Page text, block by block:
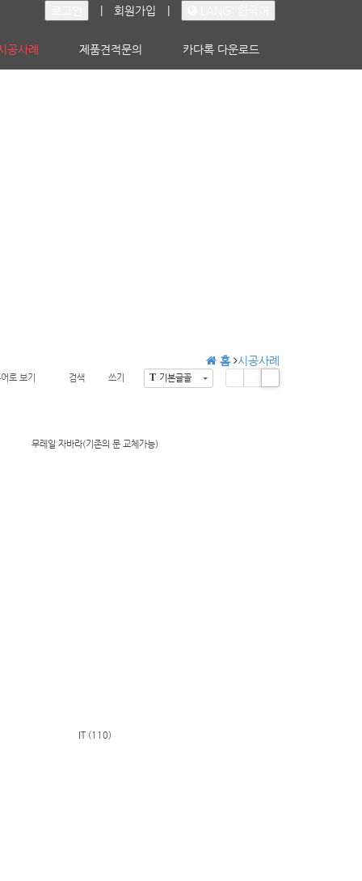
회원가입
공사례 제품견적문의 카다록 다운로드
홈 시공사례
T 기본글꼴
로 보기 검색 쓰기
Li
Zi
G
무레일 자바라(기존의 문 교체가능)
IT (110)